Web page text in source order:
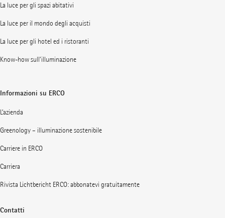
La luce per gli spazi abitativi
La luce per il mondo degli acquisti
La luce per gli hotel ed i ristoranti
Know-how sull’illuminazione
Informazioni su ERCO
L’azienda
Greenology – illuminazione sostenibile
Carriere in ERCO
Carriera
Rivista Lichtbericht ERCO: abbonatevi gratuitamente
Contatti